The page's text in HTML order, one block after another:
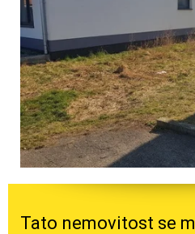
Tato nemovitost se